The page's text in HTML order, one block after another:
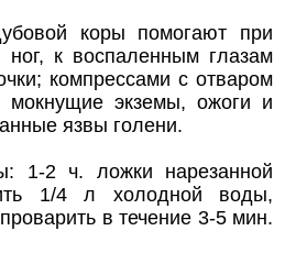
коры помогают при
к воспаленным глазам
компрессами с отваром
мокнущие экземы, ожоги и
язвы голени.
1-2 ч. ложки нарезанной
1/4 л холодной воды,
в течение 3-5 мин.